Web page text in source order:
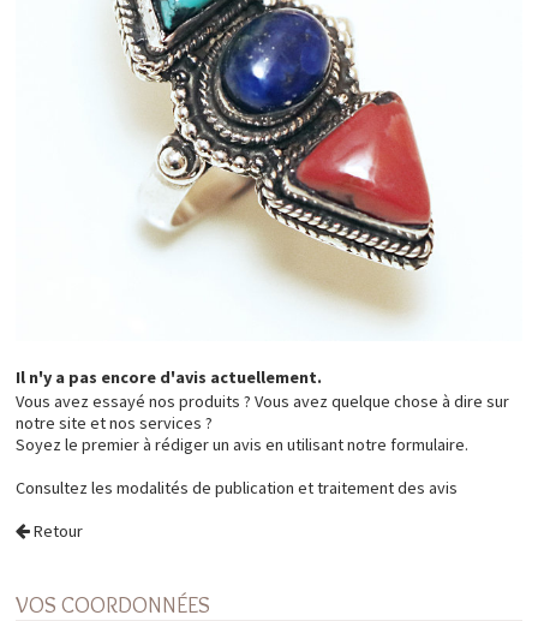
Il n'y a pas encore d'avis actuellement.
Vous avez essayé nos produits ? Vous avez quelque chose à dire sur
notre site et nos services ?
Soyez le premier à rédiger un avis en utilisant notre formulaire.
Consultez lesmodalités de publication et traitement des avis
Retour
VOS COORDONNÉES